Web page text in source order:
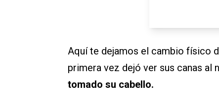
Aquí te dejamos el cambio físico
primera vez dejó ver sus canas al
tomado su cabello.